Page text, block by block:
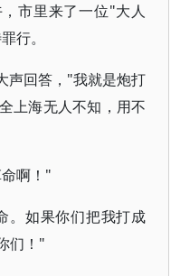
市里来了一位"大人
行。
声回答，"我就是炮打
上海无人不知，用不
啊！"
。如果你们把我打成
们！"